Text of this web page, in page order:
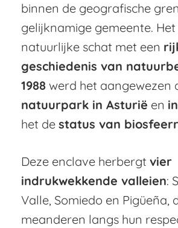
binnen de geografische
gelijknamige gemeente. Het
natuurlijke schat met een
geschiedenis van
1988 werd het aangewezen
natuurpark in Asturië en
het de status van
Deze enclave herbergt vier
indrukwekkende valleien:
Valle, Somiedo en Pigüeña,
meanderen langs hun